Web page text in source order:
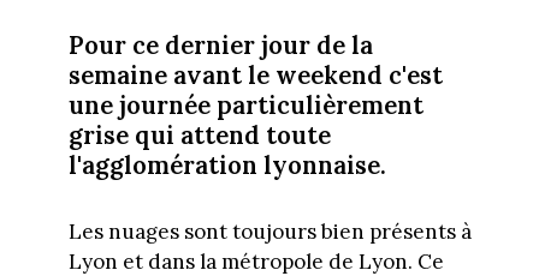
Pour ce dernier jour de la
semaine avant le weekend c'est
une journée particulièrement
grise qui attend toute
l'agglomération lyonnaise.
Les nuages sont toujours bien présents à
Lyon et dans la métropole de Lyon. Ce